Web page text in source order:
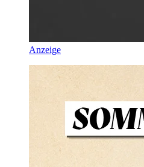
Anzeige